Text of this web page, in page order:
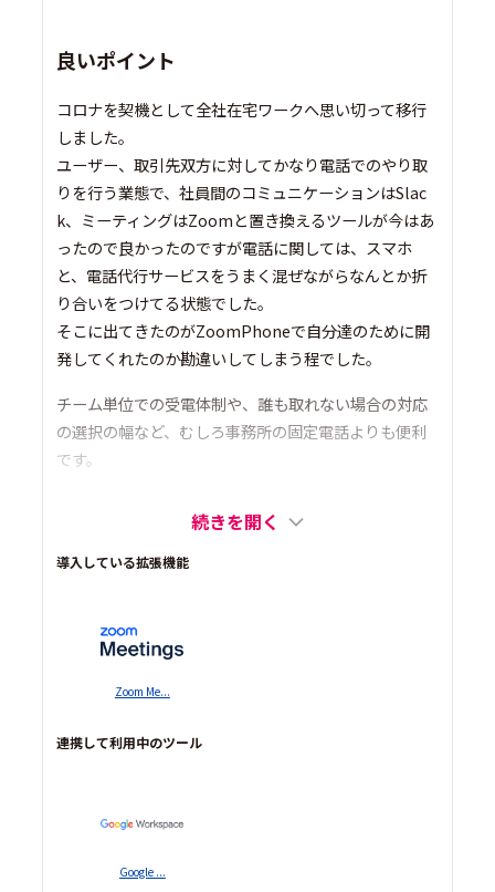
良いポイント
コロナを契機として全社在宅ワークへ思い切って移行
しました。
ユーザー、取引先双方に対してかなり電話でのやり取
りを行う業態で、社員間のコミュニケーションはSlac
k、ミーティングはZoomと置き換えるツールが今はあ
ったので良かったのですが電話に関しては、スマホ
と、電話代行サービスをうまく混ぜながらなんとか折
り合いをつけてる状態でした。
そこに出てきたのがZoomPhoneで自分達のために開
発してくれたのか勘違いしてしまう程でした。
チーム単位での受電体制や、誰も取れない場合の対応
の選択の幅など、むしろ事務所の固定電話よりも便利
です。
続きを開く
導入している拡張機能
Zoom Me...
連携して利用中のツール
Google ...